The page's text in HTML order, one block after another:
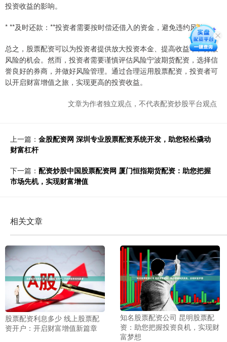
投资收益的影响。
* **及时还款：**投资者需要按时偿还借入的资金，避免违约风险。
总之，股票配资可以为投资者提供放大投资本金、提高收益率和分散
风险的机会。然而，投资者需要谨慎评估风险宁波期货配资，选择信
誉良好的券商，并做好风险管理。通过合理运用股票配资，投资者可
以开启财富增值之旅，实现更高的投资收益。
文章为作者独立观点，不代表配资炒股平台观点
上一篇： 金股配资网 深圳专业股票配资系统开发，助您轻松撬动
财富杠杆
下一篇： 配资炒股中国股票配资网 厦门恒指期货配资：助您把握
市场先机，实现财富增值
相关文章
股票配资利息多少 线上股票配
资开户：开启财富增值新篇章
知名股票配资公司 昆明股票配
资：助您把握投资良机，实现财
富梦想